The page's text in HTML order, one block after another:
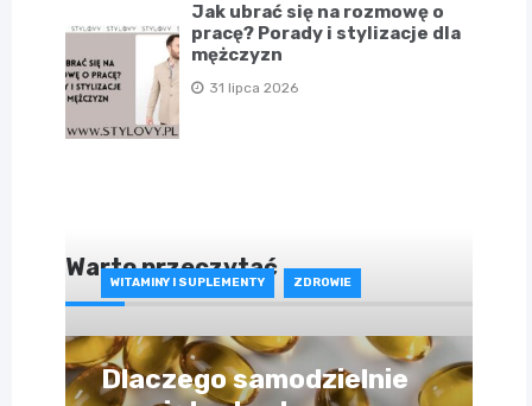
Jak ubrać się na rozmowę o
pracę? Porady i stylizacje dla
mężczyzn
31 lipca 2026
Warto przeczytać
WITAMINY I SUPLEMENTY ZDROWIE
Dlaczego samodzielnie